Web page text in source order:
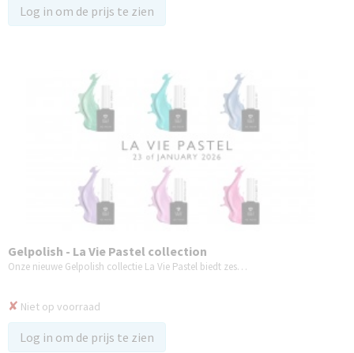
Log in om de prijs te zien
Gelpolish - La Vie Pastel collection
Onze nieuwe Gelpolish collectie La Vie Pastel biedt zes…
✘ Niet op voorraad
Log in om de prijs te zien